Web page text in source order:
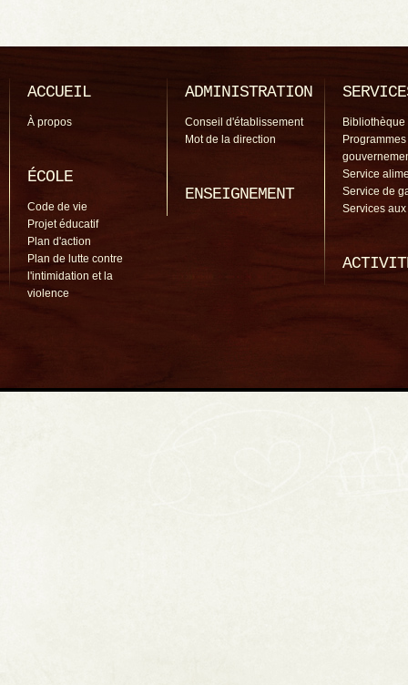
ACCUEIL
À propos
ÉCOLE
Code de vie
Projet éducatif
Plan d'action
Plan de lutte contre
l'intimidation et la
violence
ADMINISTRATION
Conseil d'établissement
Mot de la direction
ENSEIGNEMENT
Bibliothèque
Programmes
Service
Service de
Services